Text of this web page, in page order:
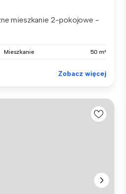
mieszkanie 2-pokojowe -
Mieszkanie 50 m²
Zobacz więcej